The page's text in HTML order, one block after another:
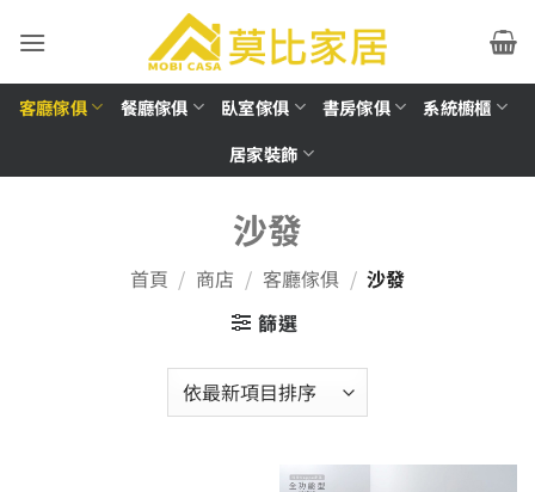
客廳傢俱 餐廳傢俱 臥室傢俱 書房傢俱
系統櫥櫃
居家裝飾
沙發
首頁 / 商店 / 客廳傢俱 / 沙發
篩選